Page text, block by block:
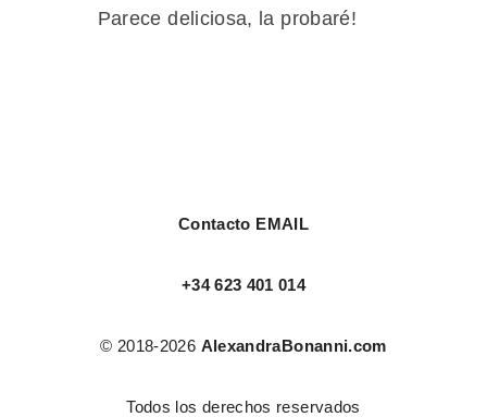
Parece deliciosa, la probaré!
Contacto EMAIL
+34 623 401 014
© 2018-2026 AlexandraBonanni.com
Todos los derechos reservados